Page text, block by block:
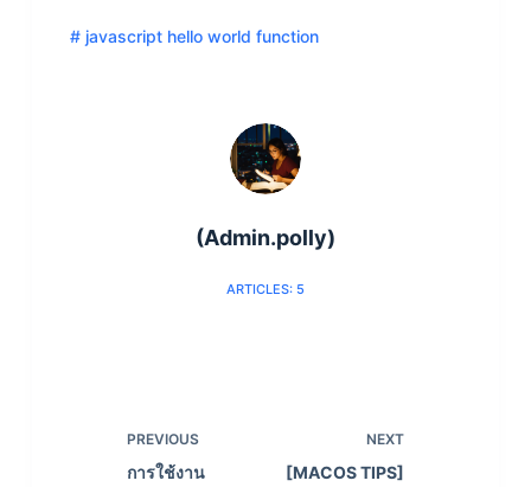
# javascript hello world function
(Admin.polly)
ARTICLES: 5
PREVIOUS
การใช้งาน
NEXT
[MACOS TIPS]